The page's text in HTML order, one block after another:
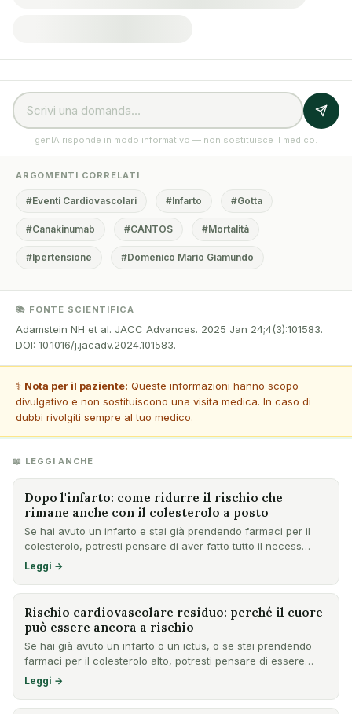
genIA risponde in modo informativo — non sostituisce il medico.
ARGOMENTI CORRELATI
#Eventi Cardiovascolari #Infarto #Gotta
#Canakinumab #CANTOS #Mortalità
#Ipertensione #Domenico Mario Giamundo
📚 FONTE SCIENTIFICA
Adamstein NH et al. JACC Advances. 2025 Jan 24;4(3):101583.
DOI: 10.1016/j.jacadv.2024.101583.
⚕️ Nota per il paziente: Queste informazioni hanno scopo
divulgativo e non sostituiscono una visita medica. In caso di
dubbi rivolgiti sempre al tuo medico.
📖 LEGGI ANCHE
Dopo l'infarto: come ridurre il rischio che
rimane anche con il colesterolo a posto
Se hai avuto un infarto e stai già prendendo farmaci per il
colesterolo, potresti pensare di aver fatto tutto il necess…
Leggi →
Rischio cardiovascolare residuo: perché il cuore
può essere ancora a rischio
Se hai già avuto un infarto o un ictus, o se stai prendendo
farmaci per il colesterolo alto, potresti pensare di essere…
Leggi →